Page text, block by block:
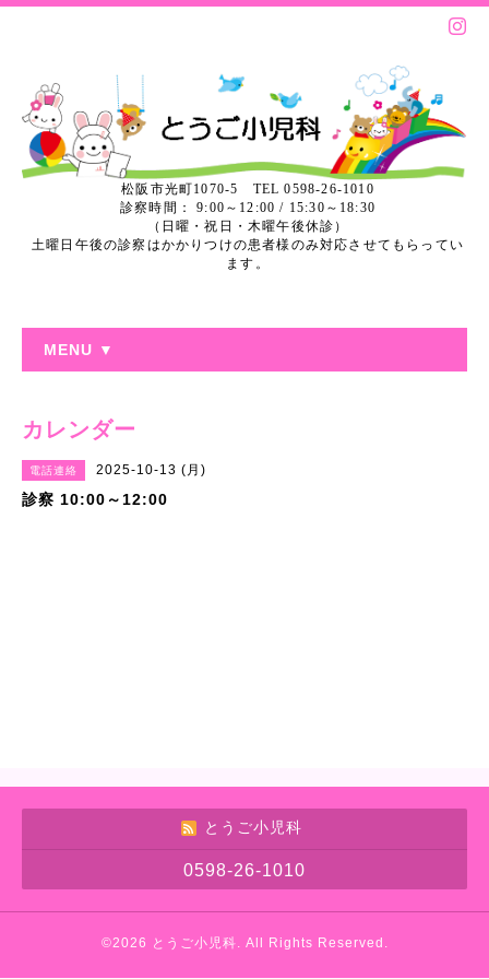
松阪市光町1070-5 TEL 0598-26-1010
診察時間： 9:00～12:00 / 15:30～18:30
（日曜・祝日・木曜午後休診）
土曜日午後の診察はかかりつけの患者様のみ対応させてもらってい
ます。
MENU ▼
カレンダー
電話連絡 2025-10-13 (月)
診察 10:00～12:00
とうご小児科
0598-26-1010
©2026 とうご小児科 . All Rights Reserved.